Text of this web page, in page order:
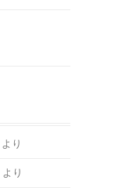
より
より